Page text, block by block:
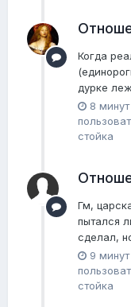
Когда
дурке
8
стойка
Гм,
пытался
сделал,
9
стойка